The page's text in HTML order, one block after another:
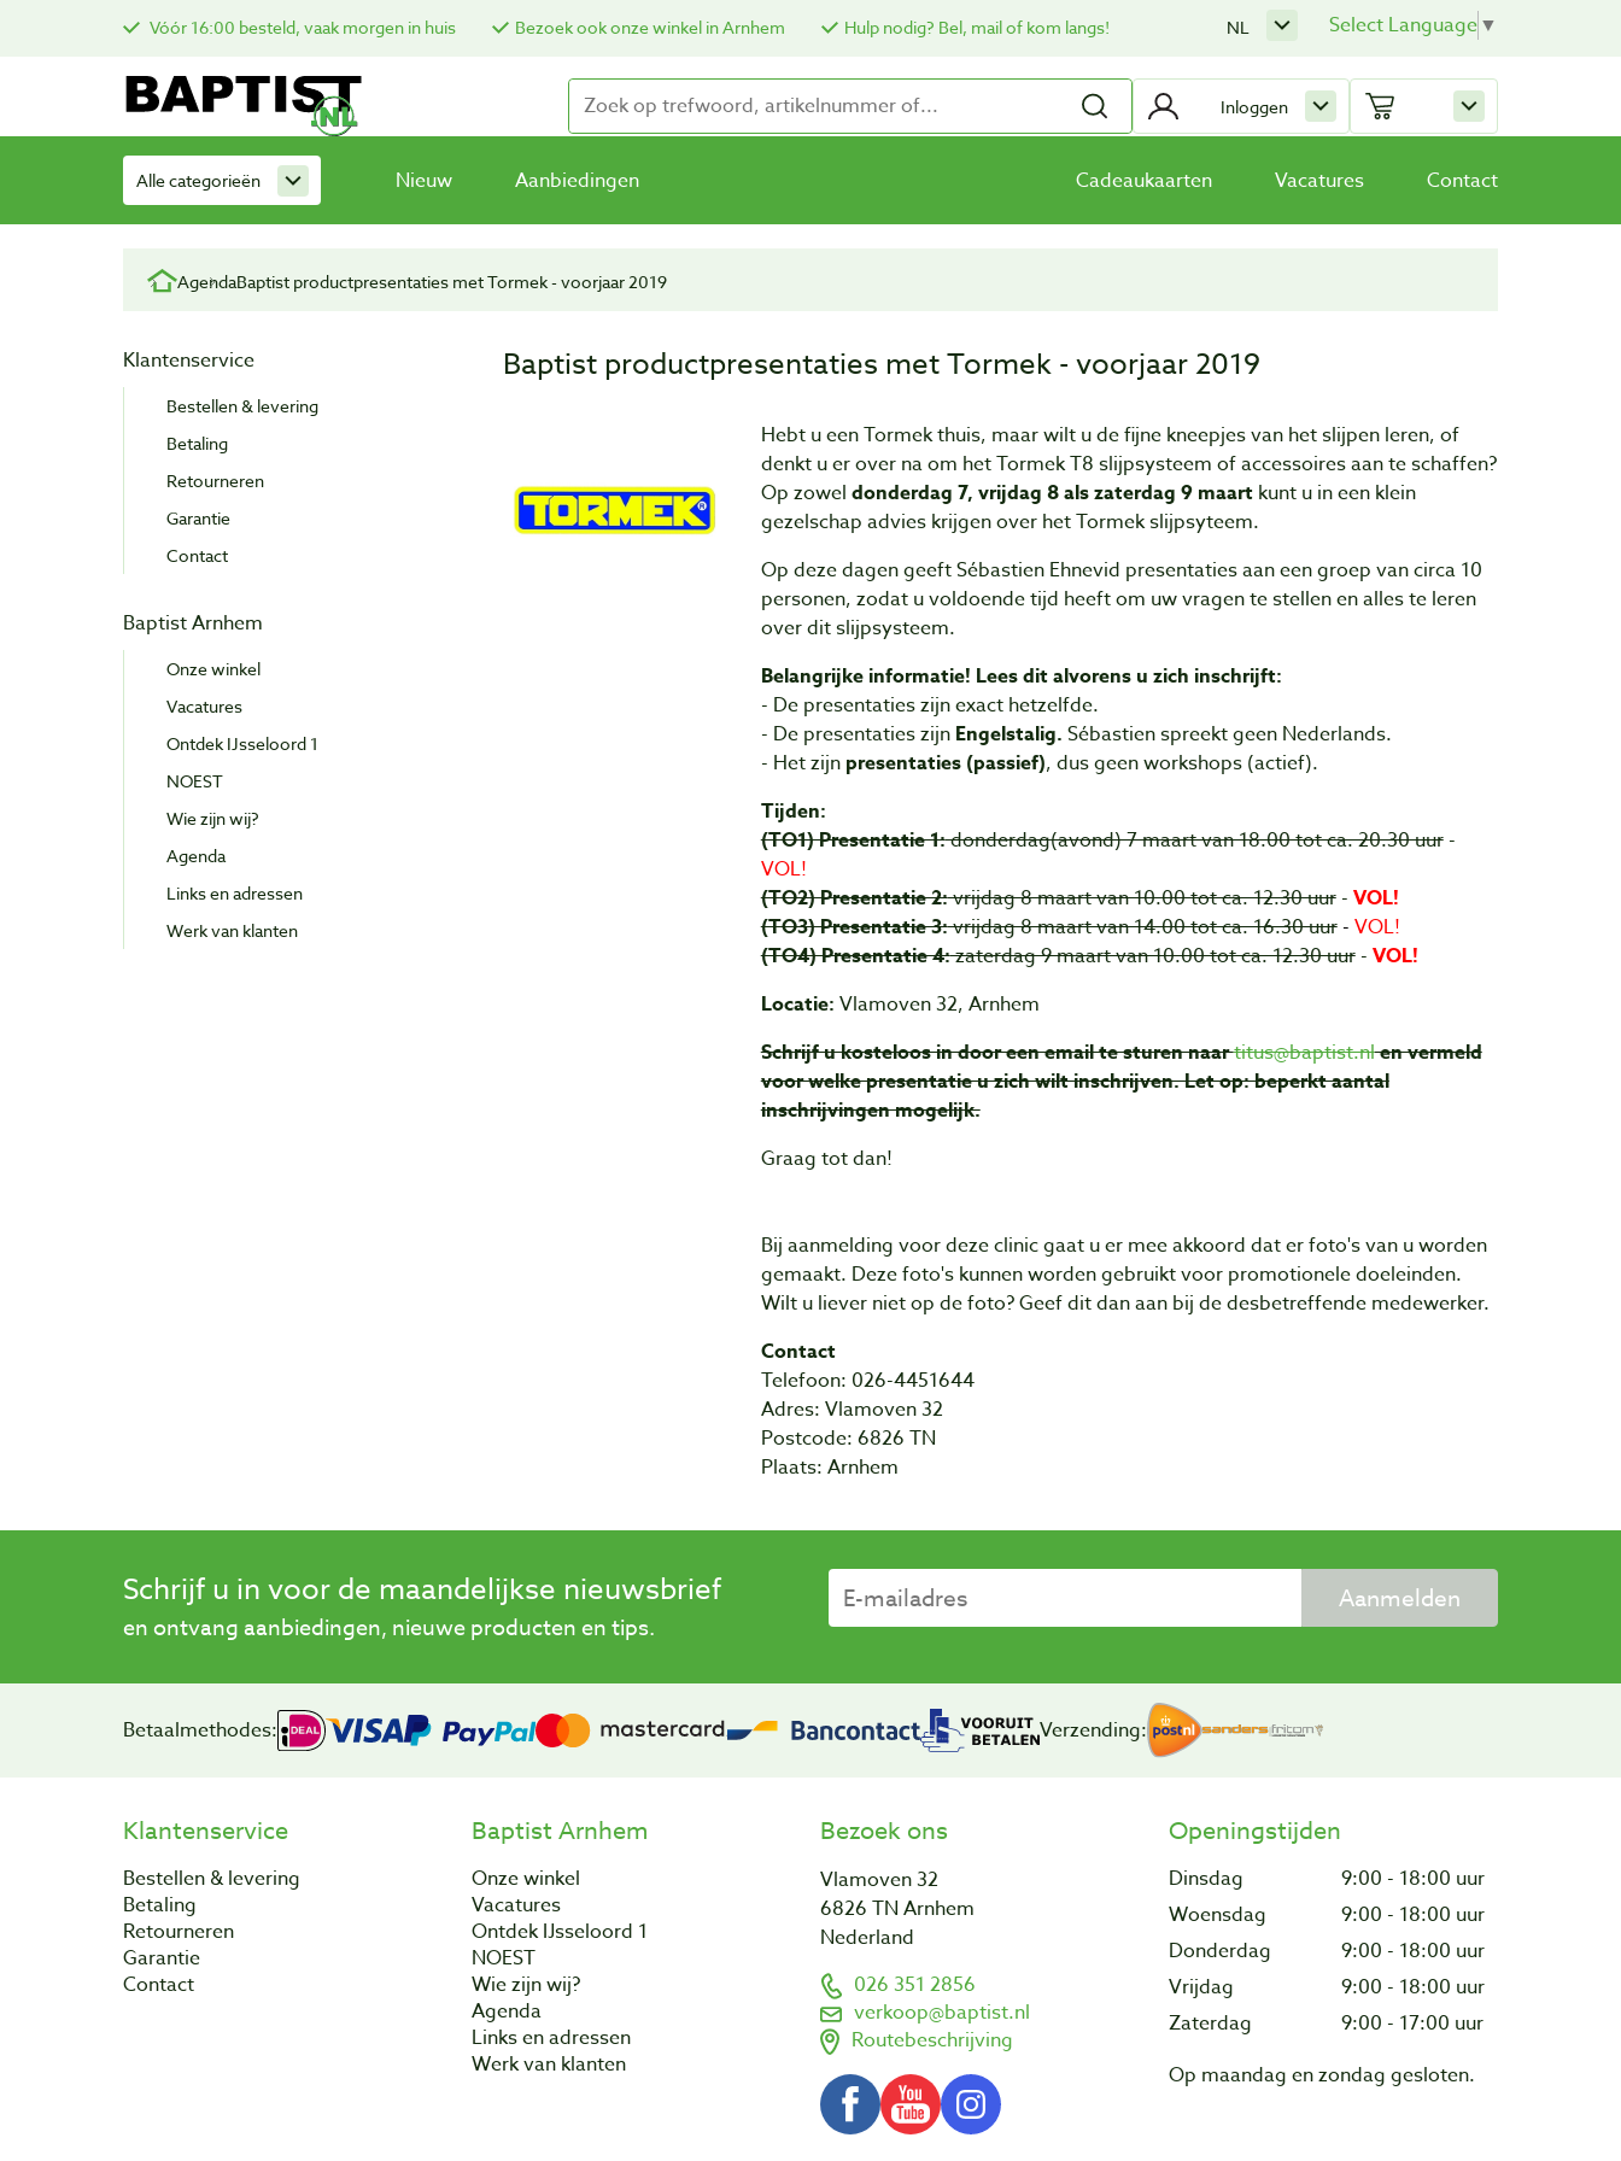
Vóór 16:00 besteld, vaak morgen in huis Bezoek ook onze winkel in Arnhem Hulp nodig? Bel, mail of kom langs! Select Language▼
NL
Inloggen
Alle categorieën Nieuw Aanbiedingen Cadeaukaarten Vacatures Contact
AgendaBaptist productpresentaties met Tormek - voorjaar 2019
Klantenservice
Bestellen & levering
Betaling
Retourneren
Garantie
Contact
Baptist Arnhem
Onze winkel
Vacatures
Ontdek IJsseloord 1
NOEST
Wie zijn wij?
Agenda
Links en adressen
Werk van klanten
Baptist productpresentaties met Tormek - voorjaar 2019
Hebt u een Tormek thuis, maar wilt u de fijne kneepjes van het slijpen leren, of
denkt u er over na om het Tormek T8 slijpsysteem of accessoires aan te schaffen?
Op zowel donderdag 7, vrijdag 8 als zaterdag 9 maartkunt u in een klein
gezelschap advies krijgen over het Tormek slijpsyteem.
Op deze dagen geeft Sébastien Ehnevid presentaties aan een groep van circa 10
personen, zodat u voldoende tijd heeft om uw vragen te stellen en alles te leren
over dit slijpsysteem.
Belangrijke informatie! Lees dit alvorens u zich inschrijft:
- De presentaties zijn exact hetzelfde.
- De presentaties zijn Engelstalig. Sébastien spreekt geen Nederlands.
- Het zijn presentaties (passief), dus geen workshops (actief).
Tijden:
(TO1) Presentatie 1:donderdag(avond) 7 maart van 18.00 tot ca. 20.30 uur-
VOL!
(TO2) Presentatie 2:vrijdag 8 maart van 10.00 tot ca. 12.30 uur- VOL!
(TO3) Presentatie 3:vrijdag 8 maart van 14.00 tot ca. 16.30 uur- VOL!
(TO4) Presentatie 4:zaterdag 9 maart van 10.00 tot ca. 12.30 uur- VOL!
Locatie: Vlamoven 32, Arnhem
Schrijf u kosteloos in door een email te sturen naartitus@baptist.nlen vermeld
voor welke presentatie u zich wilt inschrijven. Let op: beperkt aantal
inschrijvingen mogelijk.
Graag tot dan!
Bij aanmelding voor deze clinic gaat u er mee akkoord dat er foto's van u worden
gemaakt. Deze foto's kunnen worden gebruikt voor promotionele doeleinden.
Wilt u liever niet op de foto? Geef dit dan aan bij de desbetreffende medewerker.
Contact
Telefoon: 026-4451644
Adres: Vlamoven 32
Postcode: 6826 TN
Plaats: Arnhem
Schrijf u in voor de maandelijkse nieuwsbrief
en ontvang aanbiedingen, nieuwe producten en tips.
Aanmelden
Betaalmethodes: Verzending:
Klantenservice
Bestellen & levering
Betaling
Retourneren
Garantie
Contact
Baptist Arnhem
Onze winkel
Vacatures
Ontdek IJsseloord 1
NOEST
Wie zijn wij?
Agenda
Links en adressen
Werk van klanten
Bezoek ons
Vlamoven 32
6826 TN Arnhem
Nederland
026 351 2856
verkoop@baptist.nl
Routebeschrijving
Openingstijden
Dinsdag
9:00 - 18:00 uur
Woensdag
9:00 - 18:00 uur
Donderdag
9:00 - 18:00 uur
Vrijdag
9:00 - 18:00 uur
Zaterdag
9:00 - 17:00 uur
Op maandag en zondag gesloten.